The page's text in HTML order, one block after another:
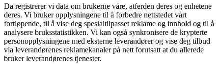
Da registrerer vi data om brukerne våre, atferden deres og enhetene
deres. Vi bruker opplysningene til å forbedre nettstedet vårt
fortløpende, til å vise deg spesialtilpasset reklame og innhold og til å
analysere bruksstatistikken. Vi kan også synkronisere de krypterte
personopplysningene med eksterne leverandører og vise deg tilbud
via leverandørenes reklamekanaler på nett forutsatt at du allerede
bruker leverandørenes tjenester.